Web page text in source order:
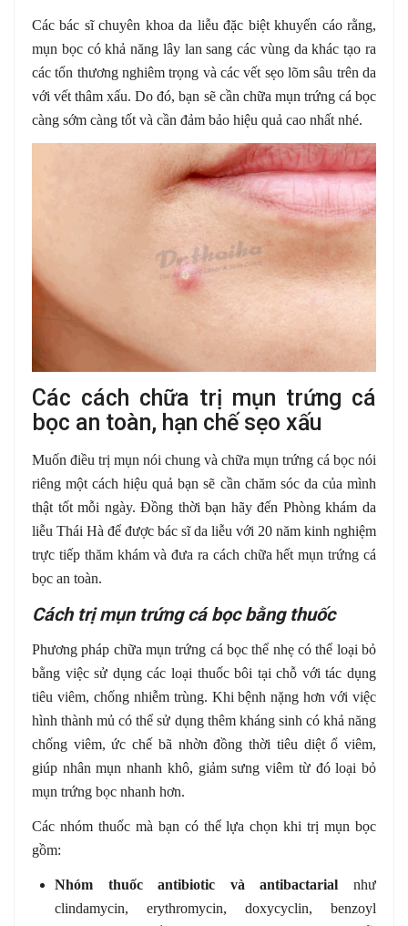
Các bác sĩ chuyên khoa da liễu đặc biệt khuyến cáo rằng,
mụn bọc có khả năng lây lan sang các vùng da khác tạo ra
các tổn thương nghiêm trọng và các vết sẹo lõm sâu trên da
với vết thâm xấu. Do đó, bạn sẽ cần chữa mụn trứng cá bọc
càng sớm càng tốt và cần đảm bảo hiệu quả cao nhất nhé.
Các cách chữa trị mụn trứng cá
bọc an toàn, hạn chế sẹo xấu
Muốn điều trị mụn nói chung và chữa mụn trứng cá bọc nói
riêng một cách hiệu quả bạn sẽ cần chăm sóc da của mình
thật tốt mỗi ngày. Đồng thời bạn hãy đến Phòng khám da
liễu Thái Hà để được bác sĩ da liễu với 20 năm kinh nghiệm
trực tiếp thăm khám và đưa ra cách chữa hết mụn trứng cá
bọc an toàn.
Cách trị mụn trứng cá bọc bằng thuốc
Phương pháp chữa mụn trứng cá bọc thể nhẹ có thể loại bỏ
bằng việc sử dụng các loại thuốc bôi tại chỗ với tác dụng
tiêu viêm, chống nhiễm trùng. Khi bệnh nặng hơn với việc
hình thành mủ có thể sử dụng thêm kháng sinh có khả năng
chống viêm, ức chế bã nhờn đồng thời tiêu diệt ổ viêm,
giúp nhân mụn nhanh khô, giảm sưng viêm từ đó loại bỏ
mụn trứng bọc nhanh hơn.
Các nhóm thuốc mà bạn có thể lựa chọn khi trị mụn bọc
gồm:
Nhóm thuốc antibiotic và antibactarial như
clindamycin, erythromycin, doxycyclin, benzoyl